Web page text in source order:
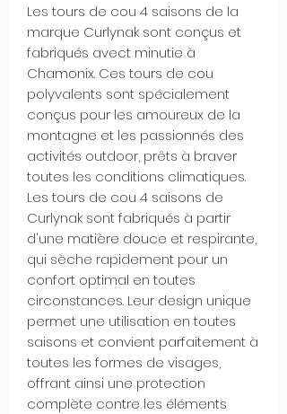
Les tours de cou 4 saisons de la
marque Curlynak sont conçus et
fabriqués avect minutie à
Chamonix. Ces tours de cou
polyvalents sont spécialement
conçus pour les amoureux de la
montagne et les passionnés des
activités outdoor, prêts à braver
toutes les conditions climatiques.
Les tours de cou 4 saisons de
Curlynak sont fabriqués à partir
d'une matière douce et respirante,
qui sèche rapidement pour un
confort optimal en toutes
circonstances. Leur design unique
permet une utilisation en toutes
saisons et convient parfaitement à
toutes les formes de visages,
offrant ainsi une protection
complète contre les éléments